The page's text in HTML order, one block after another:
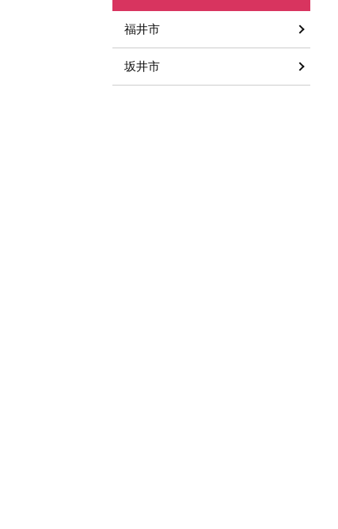
福井市
坂井市